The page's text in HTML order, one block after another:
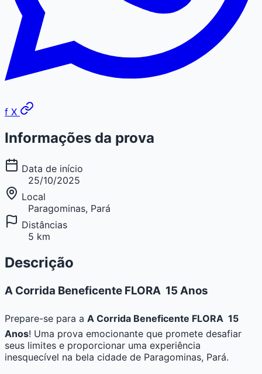
f X
Informações da prova
Data de início
25/10/2025
Local
Paragominas, Pará
Distâncias
5 km
Descrição
A Corrida Beneficente FLORA  15 Anos
Prepare-se para a A Corrida Beneficente FLORA  15
Anos! Uma prova emocionante que promete desafiar
seus limites e proporcionar uma experiência
inesquecível na bela cidade de Paragominas, Pará.